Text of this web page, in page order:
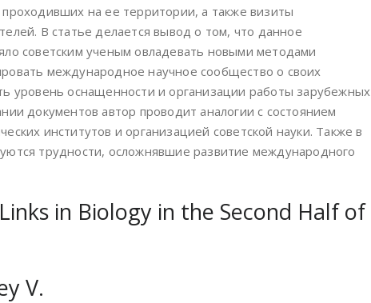
на ее территории, а также визиты
В статье делается вывод о том, что данное
советским ученым овладевать новыми методами
международное научное сообщество о своих
уровень оснащенности и организации работы зарубежных
документов автор проводит аналогии с состоянием
институтов и организацией советской науки. Также в
трудности, осложнявшие развитие международного
in Biology in the Second Half of
V.